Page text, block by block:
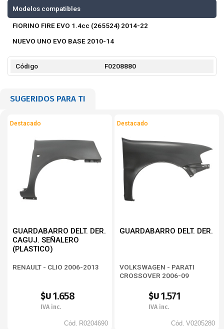
Modelos compatibles
FIORINO FIRE EVO 1.4cc (265524) 2014-22
NUEVO UNO EVO BASE 2010-14
Código F0208880
SUGERIDOS PARA TI
Destacado
GUARDABARRO DELT. DER.
CAGUJ. SEÑALERO
(PLASTICO)
RENAULT - CLIO 2006-2013
$U 1.658
IVA inc.
Cód. R0204690
Destacado
GUARDABARRO DELT. DER.
VOLKSWAGEN - PARATI
CROSSOVER 2006-09
$U 1.571
IVA inc.
Cód. V0205280